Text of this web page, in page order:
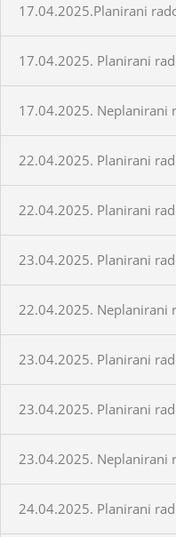
17.04.2025.Planirani
17.04.2025. Planirani
17.04.2025. Neplanirani
22.04.2025. Planirani
22.04.2025. Planirani
23.04.2025. Planirani
22.04.2025. Neplanirani
23.04.2025. Planirani
23.04.2025. Planirani
23.04.2025. Neplanirani
24.04.2025. Planirani